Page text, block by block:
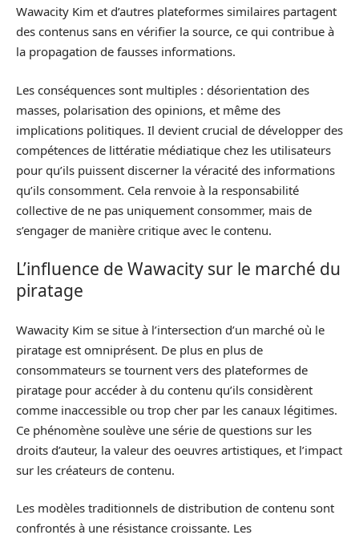
Wawacity Kim et d’autres plateformes similaires partagent
des contenus sans en vérifier la source, ce qui contribue à
la propagation de fausses informations.
Les conséquences sont multiples : désorientation des
masses, polarisation des opinions, et même des
implications politiques. Il devient crucial de développer des
compétences de littératie médiatique chez les utilisateurs
pour qu’ils puissent discerner la véracité des informations
qu’ils consomment. Cela renvoie à la responsabilité
collective de ne pas uniquement consommer, mais de
s’engager de manière critique avec le contenu.
L’influence de Wawacity sur le marché du
piratage
Wawacity Kim se situe à l’intersection d’un marché où le
piratage est omniprésent. De plus en plus de
consommateurs se tournent vers des plateformes de
piratage pour accéder à du contenu qu’ils considèrent
comme inaccessible ou trop cher par les canaux légitimes.
Ce phénomène soulève une série de questions sur les
droits d’auteur, la valeur des oeuvres artistiques, et l’impact
sur les créateurs de contenu.
Les modèles traditionnels de distribution de contenu sont
confrontés à une résistance croissante. Les